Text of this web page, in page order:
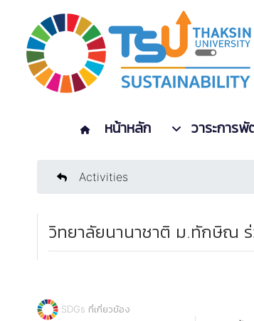
หน้าหลัก วาระการ
Activities
วิทยาลัยนานาชาติ ม.ทักษิณ
SDGs ที่เกี่ยวข้อง